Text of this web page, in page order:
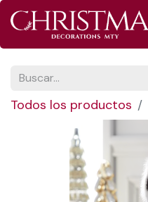
Todos los productos